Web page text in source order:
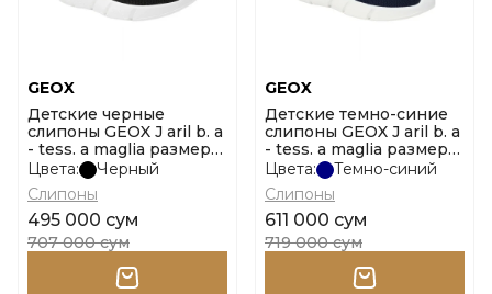
GEOX
Детские черные
слипоны GEOX J aril b. a
- tess. a maglia размер
28
Цвета:
Черный
Слипоны
495 000 сум
707 000 сум
GEOX
Детские темно-синие
слипоны GEOX J aril b. a
- tess. a maglia размер
36
Цвета:
Темно-синий
Слипоны
611 000 сум
719 000 сум